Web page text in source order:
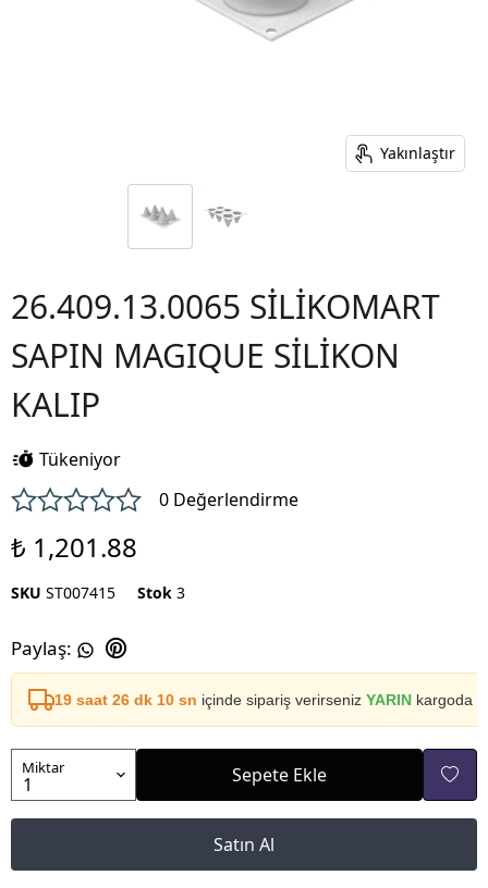
Yakınlaştır
26.409.13.0065 SİLİKOMART
SAPIN MAGIQUE SİLİKON
KALIP
Tükeniyor
0 Değerlendirme
₺ 1,201.88
SKU ST007415 Stok 3
Paylaş:
19 saat 26 dk 10 sn içinde sipariş verirseniz YARIN kargoda
Miktar Sepete Ekle
Satın Al